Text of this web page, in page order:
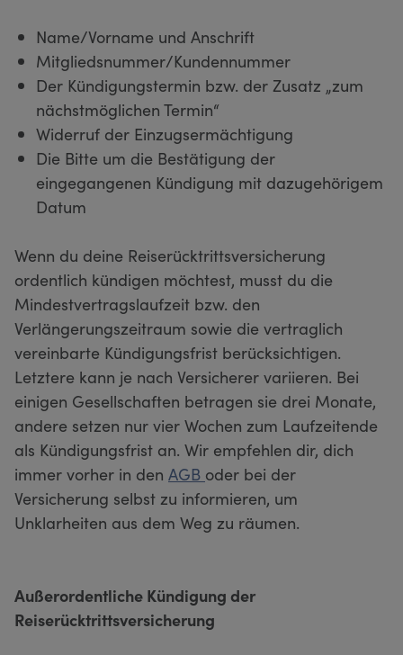
Name/Vorname und Anschrift
Mitgliedsnummer/Kundennummer
Der Kündigungstermin bzw. der Zusatz „zum
nächstmöglichen Termin“
Widerruf der Einzugsermächtigung
Die Bitte um die Bestätigung der
eingegangenen Kündigung mit dazugehörigem
Datum
Wenn du deine Reiserücktrittsversicherung
ordentlich kündigen möchtest, musst du die
Mindestvertragslaufzeit bzw. den
Verlängerungszeitraum sowie die vertraglich
vereinbarte Kündigungsfrist berücksichtigen.
Letztere kann je nach Versicherer variieren. Bei
einigen Gesellschaften betragen sie drei Monate,
andere setzen nur vier Wochen zum Laufzeitende
als Kündigungsfrist an. Wir empfehlen dir, dich
immer vorher in den AGB oder bei der
Versicherung selbst zu informieren, um
Unklarheiten aus dem Weg zu räumen.
Außerordentliche Kündigung der
Reiserücktrittsversicherung